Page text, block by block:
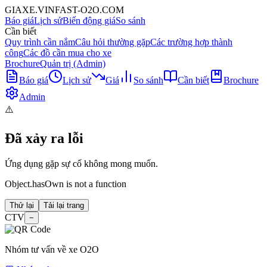
GIAXE.VINFAST-O2O.COM
Báo giáLịch sửBiến động giáSo sánh
Cần biết
Quy trình cần nắmCâu hỏi thường gặpCác trường hợp thành
côngCác đồ cần mua cho xe
BrochureQuản trị (Admin)
Báo giá
Lịch sử Giá So sánh Cần biết
Brochure
Admin
⚠️
Đã xảy ra lỗi
Ứng dụng gặp sự cố không mong muốn.
Object.hasOwn is not a function
Thử lại Tải lại trang
CTV −
Nhóm tư vấn về xe O2O